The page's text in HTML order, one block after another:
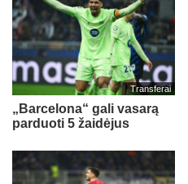
Transferai
„Barcelona“ gali vasarą
parduoti 5 žaidėjus